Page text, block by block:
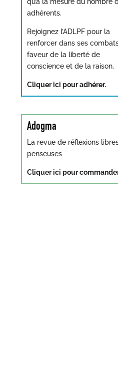
adhérents.
Rejoignez l’ADLPF pour la
renforcer dans ses
faveur de la liberté de
conscience et de la raison.
Cliquer ici pour adhérer.
Adogma
La revue de réflexions
penseuses
Cliquer ici pour